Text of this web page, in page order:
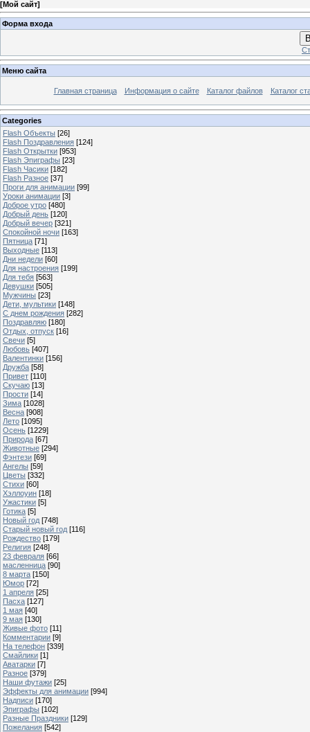
[Мой сайт]
Форма входа
Меню сайта
Главная страница Информация о сайте Каталог файлов Каталог
Categories
Flash Объекты [26]
Flash Поздравления [124]
Flash Открытки [953]
Flash Эпиграфы [23]
Flash Часики [182]
Flash Разное [37]
Проги для анимации [99]
Уроки анимации [3]
Доброе утро [480]
Добрый день [120]
Добрый вечер [321]
Спокойной ночи [163]
Пятница [71]
Выходные [113]
Дни недели [60]
Для настроения [199]
Для тебя [563]
Девушки [505]
Мужчины [23]
Дети, мультики [148]
С днем рождения [282]
Поздравляю [180]
Отдых, отпуск [16]
Свечи [5]
Любовь [407]
Валентинки [156]
Дружба [58]
Привет [110]
Скучаю [13]
Прости [14]
Зима [1028]
Весна [908]
Лето [1095]
Осень [1229]
Природа [67]
Животные [294]
Фэнтези [69]
Ангелы [59]
Цветы [332]
Стихи [60]
Хэллоуин [18]
Ужастики [5]
Готика [5]
Новый год [748]
Старый новый год [116]
Рождество [179]
Религия [248]
23 февраля [66]
масленница [90]
8 марта [150]
Юмор [72]
1 апреля [25]
Пасха [127]
1 мая [40]
9 мая [130]
Живые фото [11]
Комментарии [9]
На телефон [339]
Смайлики [1]
Аватарки [7]
Разное [379]
Наши футажи [25]
Эффекты для анимации [994]
Надписи [170]
Эпиграфы [102]
Разные Праздники [129]
Пожелания [542]